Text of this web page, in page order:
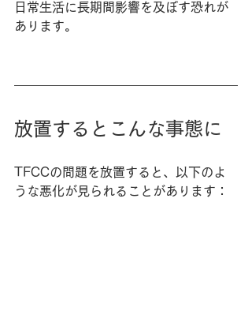
日常生活に長期間影響を及ぼす恐れが
あります。
放置するとこんな事態に
TFCCの問題を放置すると、以下のよ
うな悪化が見られることがあります：